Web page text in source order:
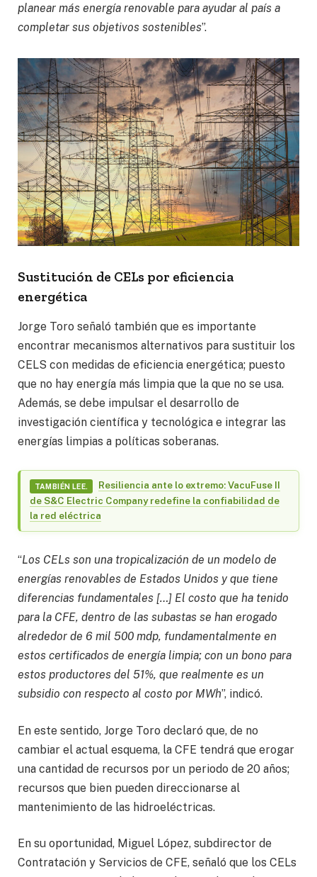
planear más energía renovable para ayudar al país a
completar sus objetivos sostenibles”.
Sustitución de CELs por eficiencia
energética
Jorge Toro señaló también que es importante
encontrar mecanismos alternativos para sustituir los
CELS con medidas de eficiencia energética; puesto
que no hay energía más limpia que la que no se usa.
Además, se debe impulsar el desarrollo de
investigación científica y tecnológica e integrar las
energías limpias a políticas soberanas.
TAMBIÉN LEE.
Resiliencia ante lo extremo: VacuFuse II
de S&C Electric Company redefine la confiabilidad de
la red eléctrica
“Los CELs son una tropicalización de un modelo de
energías renovables de Estados Unidos y que tiene
diferencias fundamentales […] El costo que ha tenido
para la CFE, dentro de las subastas se han erogado
alrededor de 6 mil 500 mdp, fundamentalmente en
estos certificados de energía limpia; con un bono para
estos productores del 51%, que realmente es un
subsidio con respecto al costo por MWh”, indicó.
En este sentido, Jorge Toro declaró que, de no
cambiar el actual esquema, la CFE tendrá que erogar
una cantidad de recursos por un periodo de 20 años;
recursos que bien pueden direccionarse al
mantenimiento de las hidroeléctricas.
En su oportunidad, Miguel López, subdirector de
Contratación y Servicios de CFE, señaló que los CELs